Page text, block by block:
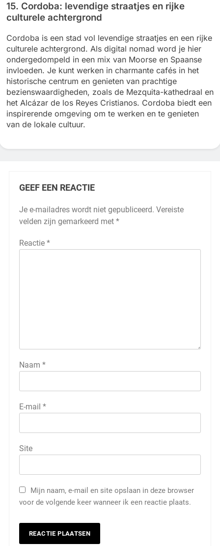
15. Cordoba: levendige straatjes en rijke
culturele achtergrond
Cordoba is een stad vol levendige straatjes en een rijke
culturele achtergrond. Als digital nomad word je hier
ondergedompeld in een mix van Moorse en Spaanse
invloeden. Je kunt werken in charmante cafés in het
historische centrum en genieten van prachtige
bezienswaardigheden, zoals de Mezquita-kathedraal en
het Alcázar de los Reyes Cristianos. Cordoba biedt een
inspirerende omgeving om te werken en te genieten
van de lokale cultuur.
GEEF EEN REACTIE
Je e-mailadres wordt niet gepubliceerd. Vereiste
velden zijn gemarkeerd met *
Reactie *
Naam *
E-mail *
Site
Mijn naam, e-mail en site opslaan in deze browser
voor de volgende keer wanneer ik een reactie plaats.